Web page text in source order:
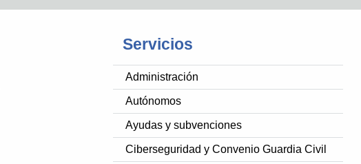
Servicios
Administración
Autónomos
Ayudas y subvenciones
Ciberseguridad y Convenio Guardia Civil